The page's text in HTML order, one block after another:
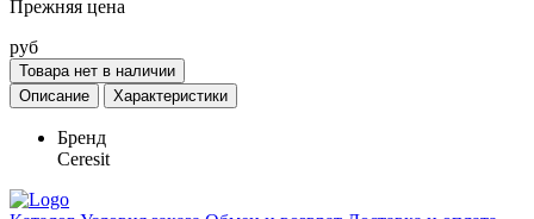
Прежняя цена
руб
Товара нет в наличии
Описание
Характеристики
Бренд
Ceresit